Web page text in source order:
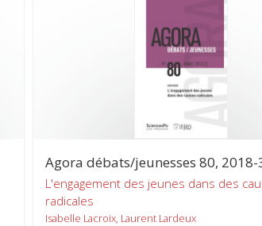
Agora débats/jeunesses 80, 2018-
L'engagement des jeunes dans des
radicales
Isabelle Lacroix, Laurent Lardeux